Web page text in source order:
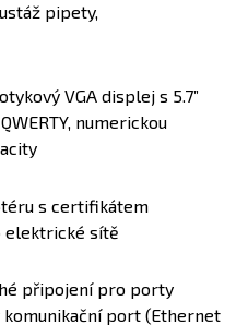
pipety,
VGA displej s 5.7”
numerickou
s certifikátem
elektrické sítě
připojení pro porty
komunikační port (Ethernet